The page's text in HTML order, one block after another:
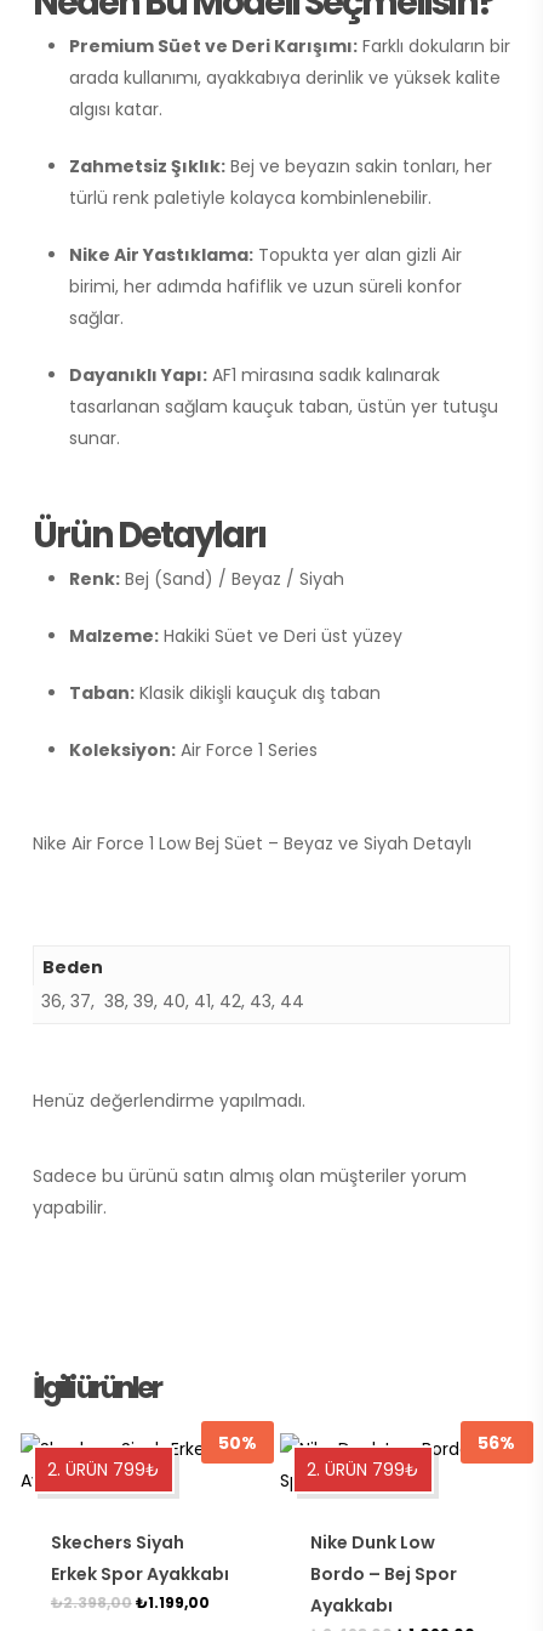
Premium Süet ve Deri Karışımı:Farklı dokuların bir
arada kullanımı, ayakkabıya derinlik ve yüksek kalite
algısı katar.
Zahmetsiz Şıklık:Bej ve beyazın sakin tonları, her
türlü renk paletiyle kolayca kombinlenebilir.
Nike Air Yastıklama:Topukta yer alan gizli Air
birimi, her adımda hafiflik ve uzun süreli konfor
sağlar.
Dayanıklı Yapı:AF1 mirasına sadık kalınarak
tasarlanan sağlam kauçuk taban, üstün yer tutuşu
sunar.
Ürün Detayları
Renk:Bej (Sand) / Beyaz / Siyah
Malzeme:Hakiki Süet ve Deri üst yüzey
Taban:Klasik dikişli kauçuk dış taban
Koleksiyon:Air Force 1 Series
Nike Air Force 1 Low Bej Süet – Beyaz ve Siyah Detaylı
Beden
36, 37, 38, 39, 40, 41, 42, 43, 44
Henüz değerlendirme yapılmadı.
Sadece bu ürünü satın almış olan müşteriler yorum
yapabilir.
İlgili ürünler
2. ÜRÜN 799₺
Bu
ürünün
fazla
varyasyonu
var.
Skechers Siyah
Erkek Spor Ayakkabı
₺2.398,00Orijinal
₺1.199,00Şu
50%
2. ÜRÜN 799₺
Bu
ürünün
fazla
varyasyonu
var.
Nike Dunk Low
Bordo – Bej Spor
Ayakkabı
56%